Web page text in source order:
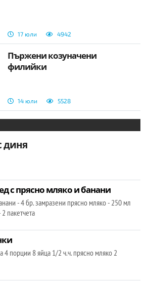
17 юли 4942
Пържени козуначени
филийки
14 юли 5528
диня
с прясно мляко и банани
- 4 бр. замразени прясно мляко - 250 мл
пакетчета
4 порции 8 яйца 1/2 ч.ч. прясно мляко 2